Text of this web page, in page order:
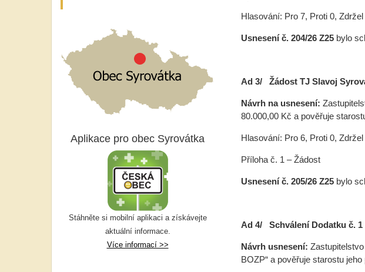
Hlasování: Pro 7, Proti 0, Zdržel
Usnesení č. 204/26 Z25 bylo
Ad 3/ Žádost TJ Slavoj
Návrh na usnesení:
80.000,00 Kč a pověřuje
Hlasování: Pro 6, Proti 0, Zdržel
Příloha č. 1 – Žádost
Usnesení č. 205/26 Z25 bylo
Ad 4/ Schválení Dodatku č.
Návrh usnesení:
BOZP“ a pověřuje starostu jeho
Aplikace pro obec Syrovátka
Stáhněte si mobilní aplikaci a získávejte
aktuální informace.
Více informací >>